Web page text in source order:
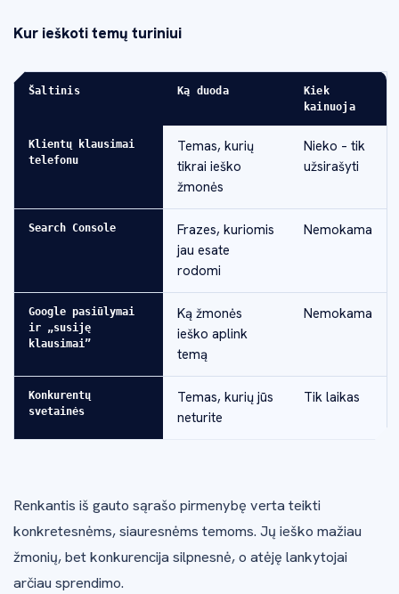
Kur ieškoti temų turiniui
Šaltinis Ką duoda
Kiek
kainuoja
Klientų klausimai
telefonu
Temas, kurių
tikrai ieško
žmonės
Nieko – tik
užsirašyti
Search Console
Frazes, kuriomis
jau esate
rodomi
Nemokama
Google pasiūlymai
ir „susiję
klausimai”
Ką žmonės
ieško aplink
temą
Nemokama
Konkurentų
svetainės
Temas, kurių jūs
neturite
Tik laikas
Renkantis iš gauto sąrašo pirmenybę verta teikti
konkretesnėms, siauresnėms temoms. Jų ieško mažiau
žmonių, bet konkurencija silpnesnė, o atėję lankytojai
arčiau sprendimo.